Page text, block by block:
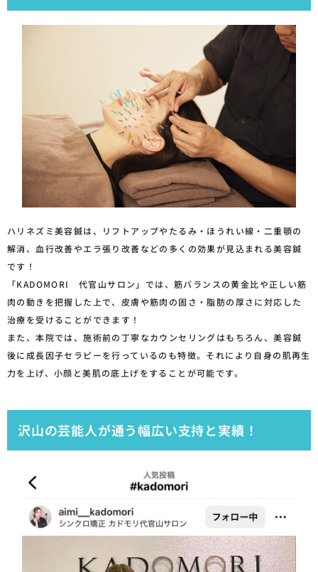
ハリネズミ美容鍼は、リフトアップやたるみ・ほうれい線・二重顎の
解消、血行改善やエラ張り改善などの多くの効果が見込まれる美容鍼
です！
「KADOMORI 代官山サロン」では、筋バランスの黄金比や正しい筋
肉の動きを把握した上で、皮膚や筋肉の固さ・脂肪の厚さに対応した
治療を受けることができます！
また、本院では、施術前の丁寧なカウンセリングはもちろん、美容鍼
後に成長因子セラピーを行っているのも特徴。それにより自身の肌再生
力を上げ、小顔と美肌の底上げをすることが可能です。
沢山の芸能人が通う幅広い支持と実績！